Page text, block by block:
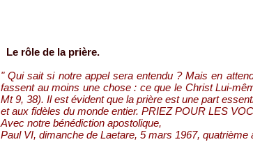
Le rôle de la prière.
" Qui sait si notre appel sera entendu ? Mais en
fassent au moins une chose : ce que le Christ Lui-
Mt 9, 38). Il est évident que la prière est une part
et aux fidèles du monde entier. PRIEZ POUR LES
Avec notre bénédiction apostolique,
Paul VI, dimanche de Laetare, 5 mars 1967, quatrième